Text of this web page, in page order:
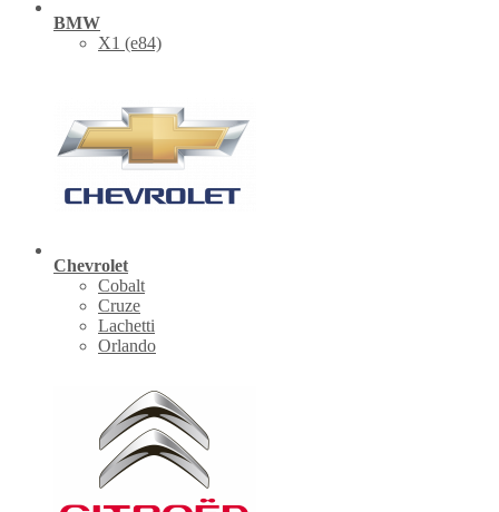
BMW
X1 (е84)
Chevrolet
Cobalt
Cruze
Lachetti
Orlando